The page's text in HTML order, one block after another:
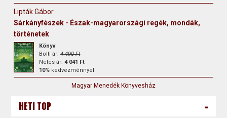
Lipták Gábor
Sárkányfészek - Észak-magyarországi regék, mondák,
történetek
Könyv
Bolti ár:4 490 Ft
Netes ár:4 041 Ft
10% kedvezménnyel
Magyar Menedék Könyvesház
HETI TOP -